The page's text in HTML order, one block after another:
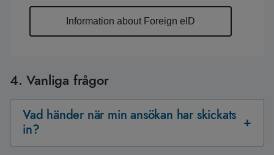
Information about Foreign eID
4. Vanliga frågor
Vad händer när min ansökan har skickats
in?